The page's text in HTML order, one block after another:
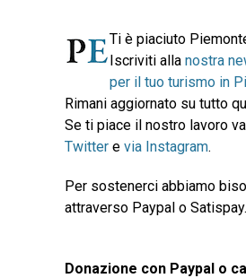
Ti è piaciuto
Iscriviti alla nostra
per il tuo turismo in
Rimani aggiornato su tutto
Se ti piace il nostro lavoro
Twitter e via Instagram.
Per sostenerci abbiamo
attraverso Paypal o
Donazione con Paypal o